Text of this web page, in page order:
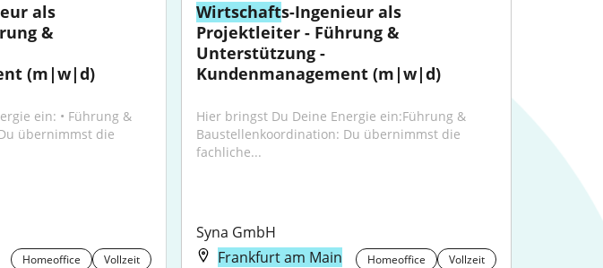
als
&
(m|w|d)
ein: • Führung &
übernimmst die
Homeoffice Vollzeit
Wirtschafts-Ingenieur als
Projektleiter - Führung &
Unterstützung -
Kundenmanagement (m|w|d)
Hier bringst Du Deine Energie ein:Führung &
Baustellenkoordination: Du übernimmst die
fachliche...
Syna GmbH
Frankfurt am Main
Homeoffice Vollzeit